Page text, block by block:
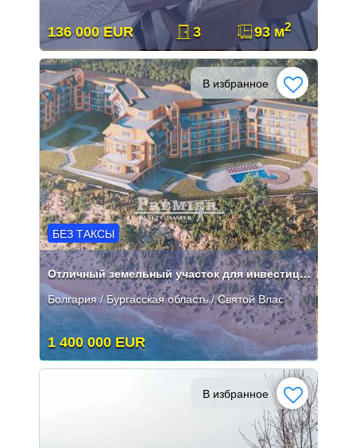
136 000 EUR 3 93 м2
В избранное
БЕЗ ТАКСЫ
Отличный земельный участок для инвестиций
Болгария / Бургасская область / Святой Влас
1 400 000 EUR
В избранное